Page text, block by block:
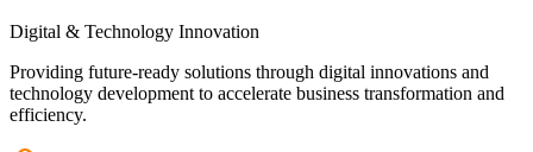
Digital & Technology Innovation
Providing future-ready solutions through digital innovations and
technology development to accelerate business transformation and
efficiency.